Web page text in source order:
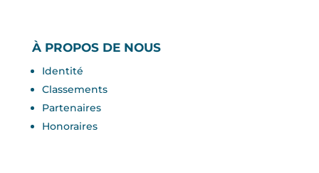
À PROPOS DE NOUS
Identité
Classements
Partenaires
Honoraires